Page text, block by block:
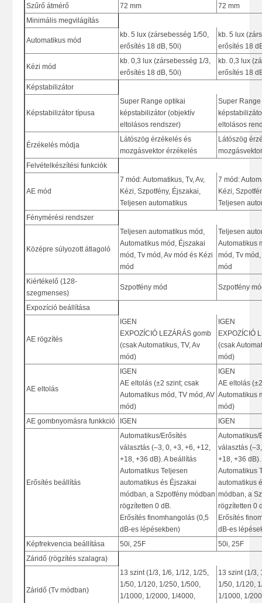
Szűrő átmérő
72 mm
72 mm
Minimális megvilágítás
Automatikus mód
kb. 5 lux (zársebesség 1/50,
erősítés 18 dB, 50i)
kb. 5 lux
erősítés 18
Kézi mód
kb. 0,3 lux (zársebesség 1/3,
erősítés 18 dB, 50i)
kb. 0,3 lux
erősítés 18
Képstabilizátor
Képstabilizátor típusa
Super Range optikai
képstabilizátor (objektív
eltolásos rendszer)
Super
eltolásos
Érzékelés módja
Látószög érzékelés és
mozgásvektor érzékelés
Látószög
Felvételkészítési funkciók
AE mód
7 mód: Automatikus, Tv, Av,
Kézi, Szpotfény, Éjszakai,
Teljesen automatikus
7 mód:
Kézi,
Teljesen
Fénymérési rendszer
Középre súlyozott átlagoló
Teljesen automatikus mód,
Automatikus mód, Éjszakai
mód, Tv mód, Av mód és Kézi
mód
Teljesen
Automatikus
mód, Tv
mód
Kiértékelő (128-
szegmenses)
Szpotfény mód Szpotfény
Expozíció beállítása
AE rögzítés
IGEN
EXPOZÍCIÓ LEZÁRÁS gomb
(csak Automatikus, TV, Av
mód)
IGEN
EXPOZÍCIÓ
(csak
mód)
AE eltolás
IGEN
AE eltolás (±2 szint; csak
Automatikus mód, TV mód, AV
mód)
IGEN
AE eltolás
Automatikus
mód)
AE gombnyomásra funkkció
IGEN IGEN
Erősítés beállítás
Automatikus/Erősítés
választás (–3, 0, +3, +6, +12,
+18, +36 dB). A beállítás
Automatikus Teljesen
automatikus és Éjszakai
módban, a Szpotfény módban
rögzítetten 0 dB.
Erősítés finomhangolás (0,5
dB-es lépésekben)
Automatikus/
választás
+18, +36
Automatikus
automatikus
módban, a
rögzítetten 0
Erősítés
dB-es
Képfrekvencia beállítása
50i, 25F
50i, 25F
Záridő (rögzítés szalagra)
Záridő (Tv módban)
13 szint (1/3, 1/6, 1/12, 1/25,
1/50, 1/120, 1/250, 1/500,
1/1000, 1/2000, 1/4000,
13 szint (1/3,
1/50, 1/120,
1/1000, 1/